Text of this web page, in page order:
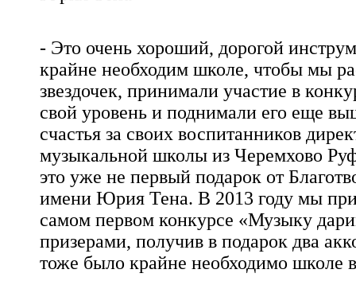
- Это очень хороший, дорогой
крайне необходим школе, чтобы мы
звездочек, принимали участие в
свой уровень и поднимали его еще
счастья за своих воспитанников
музыкальной школы из Черемхово
это уже не первый подарок от
имени Юрия Тена. В 2013 году мы
самом первом конкурсе «Музыку
призерами, получив в подарок два
тоже было крайне необходимо школе